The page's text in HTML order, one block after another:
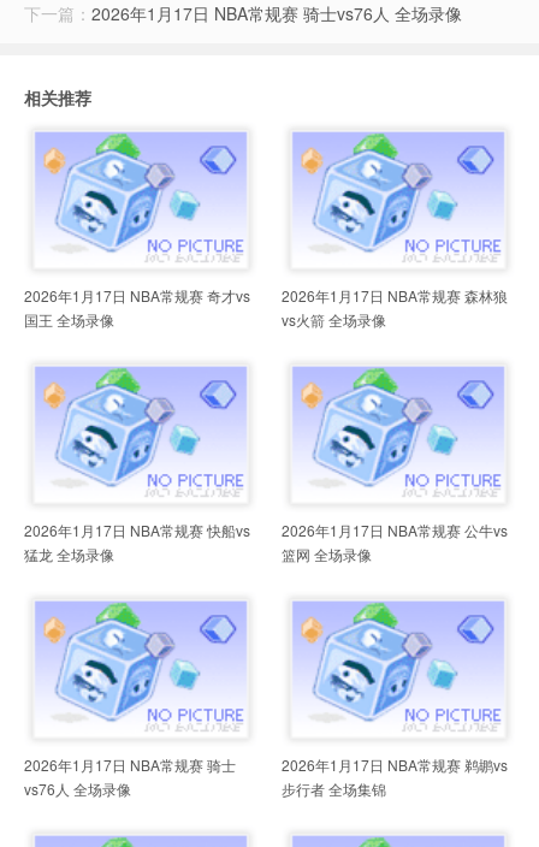
下一篇： 2026年1月17日 NBA常规赛 骑士vs76人 全场录像
相关推荐
2026年1月17日 NBA常规赛 奇才vs
国王 全场录像
2026年1月17日 NBA常规赛 森林狼
vs火箭 全场录像
2026年1月17日 NBA常规赛 快船vs
猛龙 全场录像
2026年1月17日 NBA常规赛 公牛vs
篮网 全场录像
2026年1月17日 NBA常规赛 骑士
vs76人 全场录像
2026年1月17日 NBA常规赛 鹈鹕vs
步行者 全场集锦